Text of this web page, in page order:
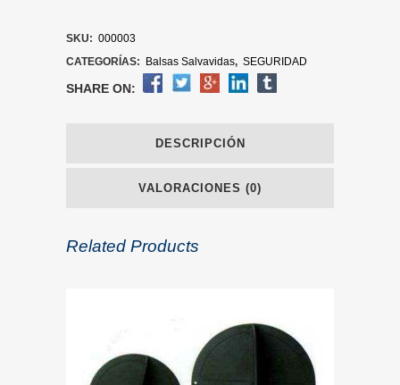
SKU: 000003
CATEGORÍAS:
Balsas Salvavidas, SEGURIDAD
SHARE ON:
DESCRIPCIÓN
VALORACIONES (0)
Related Products